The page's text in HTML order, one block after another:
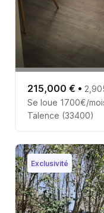
215,000 € •
Se loue 1700€/
Talence (33400)
Exclusivité